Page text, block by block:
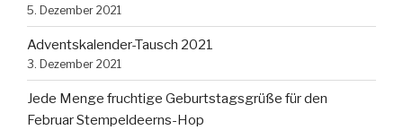
5. Dezember 2021
Adventskalender-Tausch 2021
3. Dezember 2021
Jede Menge fruchtige Geburtstagsgrüße für den
Februar Stempeldeerns-Hop